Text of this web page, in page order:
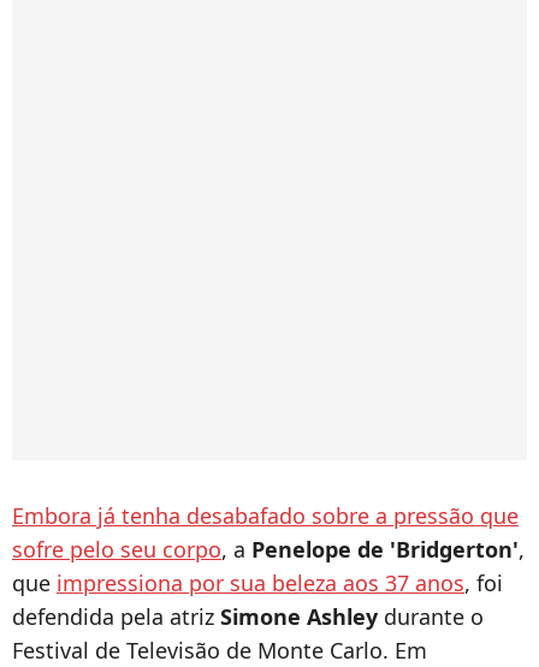
Embora já tenha desabafado sobre a pressão que
sofre pelo seu corpo, a Penelope de 'Bridgerton',
que impressiona por sua beleza aos 37 anos, foi
defendida pela atriz Simone Ashley durante o
Festival de Televisão de Monte Carlo. Em